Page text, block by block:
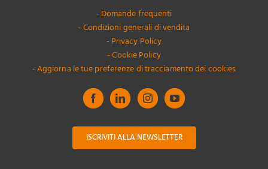
- Domande frequenti
- Condizioni generali di vendita
- Privacy Policy
- Cookie Policy
- Aggiorna le tue preferenze di tracciamento dei cookies
ISCRIVITI ALLA NEWSLETTER